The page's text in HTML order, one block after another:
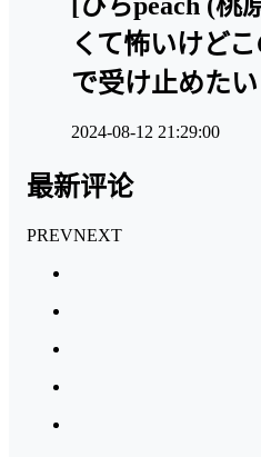
くて怖いけど
で受け止めたい
2024-08-12 21:29:00
最新评论
PREVNEXT